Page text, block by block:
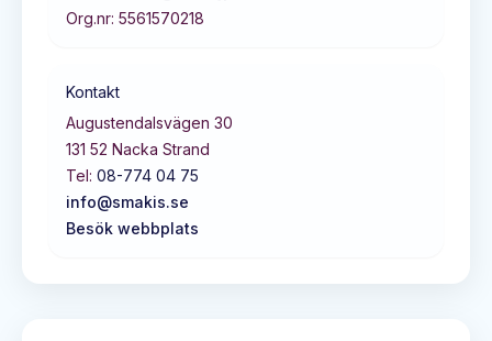
Org.nr: 5561570218
Kontakt
Augustendalsvägen 30
131 52 Nacka Strand
Tel: 08-774 04 75
info@smakis.se
Besök webbplats